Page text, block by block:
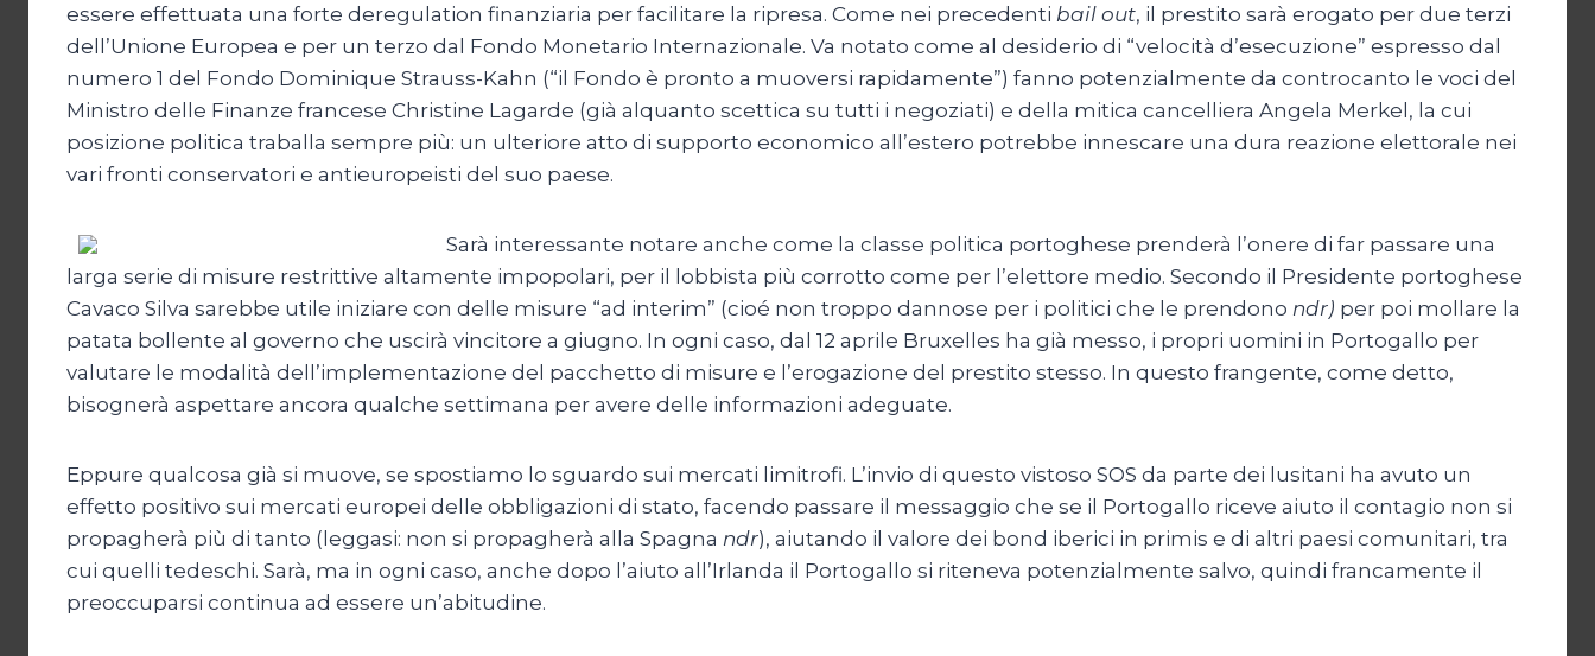
essere effettuata una forte deregulation finanziaria per facilitare la ripresa. Come nei precedenti bail out, il prestito sarà erogato per due terzi
dell’Unione Europea e per un terzo dal Fondo Monetario Internazionale. Va notato come al desiderio di “velocità d’esecuzione” espresso dal
numero 1 del Fondo Dominique Strauss-Kahn (“il Fondo è pronto a muoversi rapidamente”) fanno potenzialmente da controcanto le voci del
Ministro delle Finanze francese Christine Lagarde (già alquanto scettica su tutti i negoziati) e della mitica cancelliera Angela Merkel, la cui
posizione politica traballa sempre più: un ulteriore atto di supporto economico all’estero potrebbe innescare una dura reazione elettorale nei
vari fronti conservatori e antieuropeisti del suo paese.
Sarà interessante notare anche come la classe politica portoghese prenderà l’onere di far passare una
larga serie di misure restrittive altamente impopolari, per il lobbista più corrotto come per l’elettore medio. Secondo il Presidente portoghese
Cavaco Silva sarebbe utile iniziare con delle misure “ad interim” (cioé non troppo dannose per i politici che le prendono ndr) per poi mollare la
patata bollente al governo che uscirà vincitore a giugno. In ogni caso, dal 12 aprile Bruxelles ha già messo, i propri uomini in Portogallo per
valutare le modalità dell’implementazione del pacchetto di misure e l’erogazione del prestito stesso. In questo frangente, come detto,
bisognerà aspettare ancora qualche settimana per avere delle informazioni adeguate.
Eppure qualcosa già si muove, se spostiamo lo sguardo sui mercati limitrofi. L’invio di questo vistoso SOS da parte dei lusitani ha avuto un
effetto positivo sui mercati europei delle obbligazioni di stato, facendo passare il messaggio che se il Portogallo riceve aiuto il contagio non si
propagherà più di tanto (leggasi: non si propagherà alla Spagna ndr), aiutando il valore dei bond iberici in primis e di altri paesi comunitari, tra
cui quelli tedeschi. Sarà, ma in ogni caso, anche dopo l’aiuto all’Irlanda il Portogallo si riteneva potenzialmente salvo, quindi francamente il
preoccuparsi continua ad essere un’abitudine.